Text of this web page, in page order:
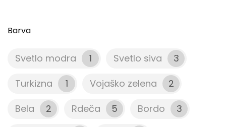
Barva
Svetlo modra 1 Svetlo siva
3
Turkizna
1 Vojaško zelena
2
Bela
2 Rdeča 5 Bordo
3